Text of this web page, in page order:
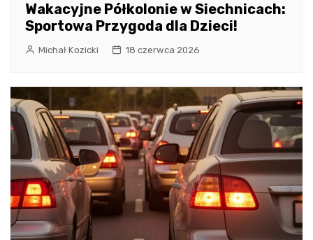
Wakacyjne Półkolonie w Siechnicach:
Sportowa Przygoda dla Dzieci!
Michał Kozicki 18 czerwca 2026